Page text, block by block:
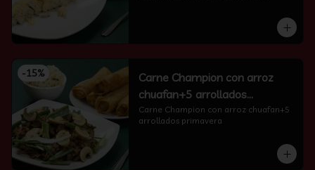
-15%
Carne Champion con arroz
chuafan+5 arrollados
primavera
Carne Champion con arroz chuafan+5
arrollados primavera